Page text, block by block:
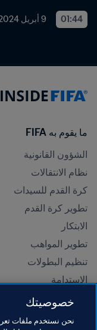
01:44 9 أبريل 2024
ما يقوم به FIFA
الشؤون القانونية
نظام الانتقالات
كرة القدم للسيدات
تطوير كرة القدم
الابتكار
تطوير المواهب
تنظيم البطولات
الاستدامة
حقوق الإنسان ومناهضة
خصوصيتك
نحن نستخدم ملفات